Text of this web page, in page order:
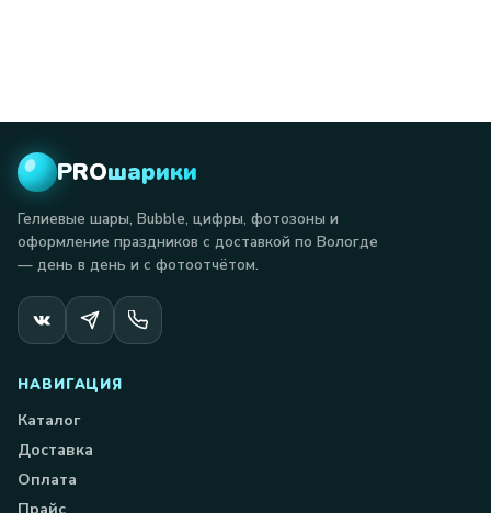
PROшарики
Гелиевые шары, Bubble, цифры, фотозоны и
оформление праздников с доставкой по Вологде
— день в день и с фотоотчётом.
НАВИГАЦИЯ
Каталог
Доставка
Оплата